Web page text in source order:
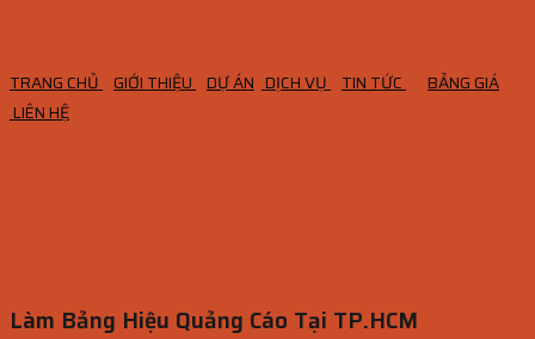
TRANG CHỦ GIỚI THIỆU DỰ ÁN DỊCH VỤ TIN TỨC
BẢNG GIÁ
LIÊN HỆ
Làm Bảng Hiệu Quảng Cáo Tại TP.HCM